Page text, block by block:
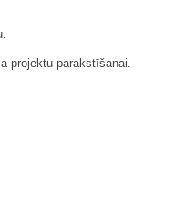
projektu parakstīšanai.